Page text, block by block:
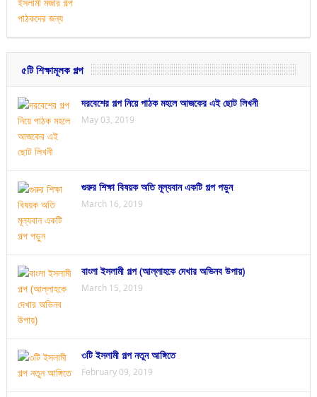
৫টি শিক্ষামূলক গল্প
দরবেশের গল্প নিয়ে পাঠক মহলে আজকের এই ছোট লিখনী
May 03, 2019
গুরুর শিক্ষা বিষয়ক অতি মূল্যবান একটি গল্প পড়ুন
March 16, 2019
বাংলা ইসলামী গল্প (আল্লাহকে দেখার অভিনব উপায়)
March 15, 2019
৩টি ইসলামী গল্প নতুন আঙ্গিতে
February 09, 2019